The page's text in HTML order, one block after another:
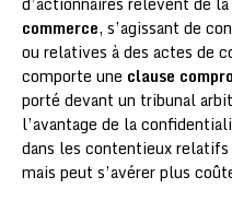
commerce, s’agissant de
ou relatives à des actes de
comporte une clause
porté devant un tribunal
l’avantage de la
dans les contentieux relatifs
mais peut s’avérer plus